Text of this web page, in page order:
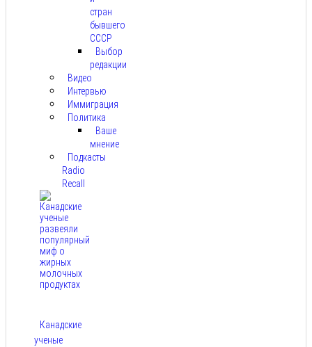
стран
бывшего
СССР
Выбор
редакции
Видео
Интервью
Иммиграция
Политика
Ваше
мнение
Подкасты
Radio
Recall
Канадские
ученые